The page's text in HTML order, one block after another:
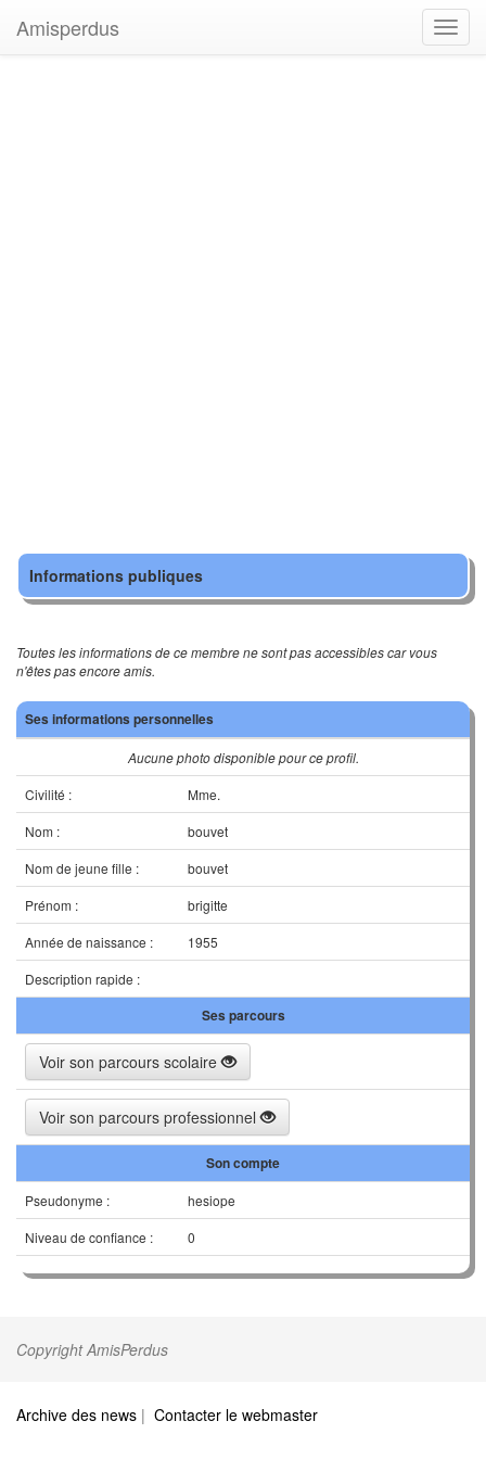
Amisperdus
Informations publiques
Toutes les informations de ce membre ne sont pas accessibles car vous
n'êtes pas encore amis.
Ses informations personnelles
Aucune photo disponible pour ce profil.
Civilité :
Mme.
Nom :
bouvet
Nom de jeune fille :
bouvet
Prénom :
brigitte
Année de naissance :
1955
Description rapide :
Ses parcours
Voir son parcours scolaire
Voir son parcours professionnel
Son compte
Pseudonyme :
hesiope
Niveau de confiance :
0
Copyright AmisPerdus
Archive des news | Contacter le webmaster